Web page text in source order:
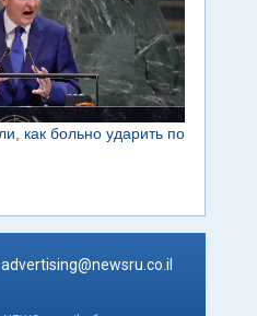
advertising@newsru.co.il